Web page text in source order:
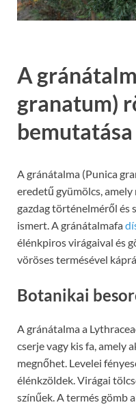
A
granatum)
bemutatása
A gránátalma (Punica
eredetű gyümölcs,
gazdag történelméről és
ismert. A gránátalmafa
élénkpiros virágaival és
vöröses termésével
Botanikai
A gránátalma a
cserje vagy kis fa, amely
megnőhet. Levelei
élénkzöldek. Virágai
színűek. A termés gömb